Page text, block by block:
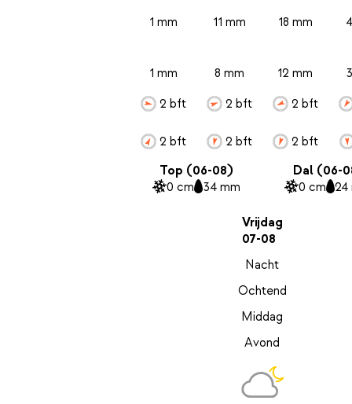
1 mm
1 mm
2 bft
2 bft
11 mm
8 mm
2 bft
2 bft
18 mm
12 mm
2 bft
2 bft
Top (06-08)
0 cm 34 mm
Dal (06-
0 cm 24
Vrijdag
07-08
Nacht
Ochtend
Middag
Avond